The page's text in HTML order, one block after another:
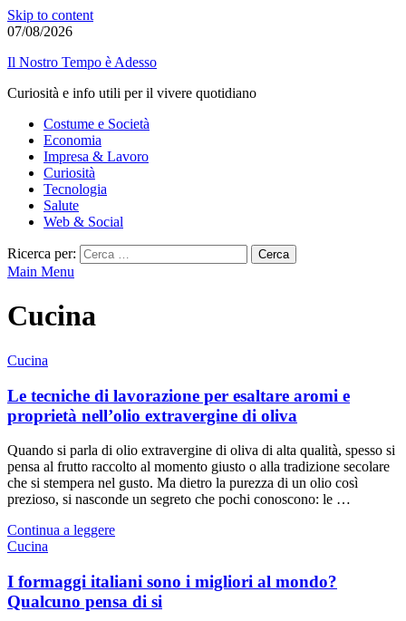
Skip to content
07/08/2026
Il Nostro Tempo è Adesso
Curiosità e info utili per il vivere quotidiano
Costume e Società
Economia
Impresa & Lavoro
Curiosità
Tecnologia
Salute
Web & Social
Ricerca per:
Main Menu
Cucina
Cucina
Le tecniche di lavorazione per esaltare aromi e
proprietà nell’olio extravergine di oliva
Quando si parla di olio extravergine di oliva di alta qualità, spesso si
pensa al frutto raccolto al momento giusto o alla tradizione secolare
che si stempera nel gusto. Ma dietro la purezza di un olio così
prezioso, si nasconde un segreto che pochi conoscono: le …
Continua a leggere
Cucina
I formaggi italiani sono i migliori al mondo?
Qualcuno pensa di si